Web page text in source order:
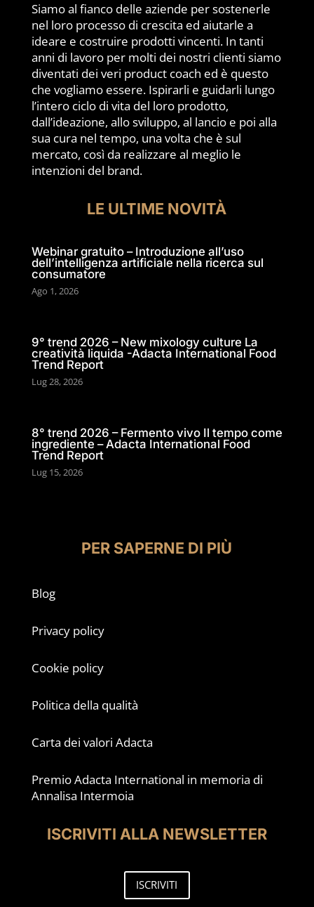
Siamo al fianco delle aziende per sostenerle
nel loro processo di crescita ed aiutarle a
ideare e costruire prodotti vincenti. In tanti
anni di lavoro per molti dei nostri clienti siamo
diventati dei veri product coach ed è questo
che vogliamo essere. Ispirarli e guidarli lungo
l’intero ciclo di vita del loro prodotto,
dall’ideazione, allo sviluppo, al lancio e poi alla
sua cura nel tempo, una volta che è sul
mercato, così da realizzare al meglio le
intenzioni del brand.
LE ULTIME NOVITÀ
Webinar gratuito – Introduzione all’uso
dell’intelligenza artificiale nella ricerca sul
consumatore
Ago 1, 2026
9° trend 2026 – New mixology culture La
creatività liquida -Adacta International Food
Trend Report
Lug 28, 2026
8° trend 2026 – Fermento vivo Il tempo come
ingrediente – Adacta International Food
Trend Report
Lug 15, 2026
PER SAPERNE DI PIÙ
Blog
Privacy policy
Cookie policy
Politica della qualità
Carta dei valori Adacta
Premio Adacta International in memoria di
Annalisa Intermoia
ISCRIVITI ALLA NEWSLETTER
ISCRIVITI